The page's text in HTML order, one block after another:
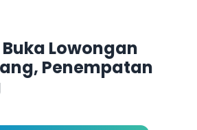
Lowongan
Penempatan